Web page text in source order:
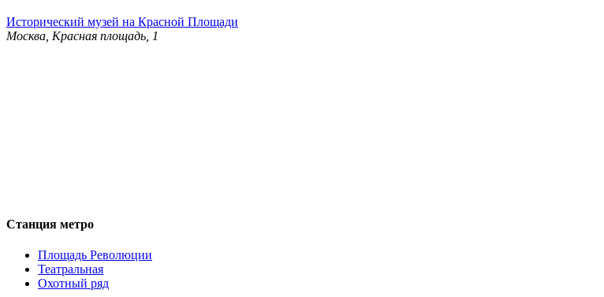
Исторический музей на Красной Площади
Москва, Красная площадь, 1
Станция метро
Площадь Революции
Театральная
Охотный ряд